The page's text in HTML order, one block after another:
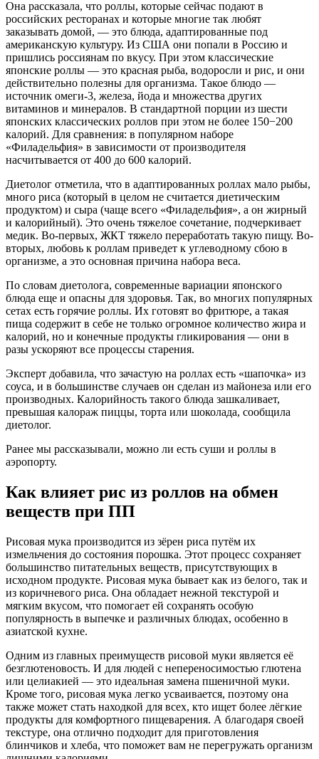
Она рассказала, что роллы, которые сейчас подают в
российских ресторанах и которые многие так любят
заказывать домой, — это блюда, адаптированные под
американскую культуру. Из США они попали в Россию и
пришлись россиянам по вкусу. При этом классические
японские роллы — это красная рыба, водоросли и рис, и они
действительно полезны для организма. Такое блюдо —
источник омеги-3, железа, йода и множества других
витаминов и минералов. В стандартной порции из шести
японских классических роллов при этом не более 150−200
калорий. Для сравнения: в популярном наборе
«Филадельфия» в зависимости от производителя
насчитывается от 400 до 600 калорий.
Диетолог отметила, что в адаптированных роллах мало рыбы,
много риса (который в целом не считается диетическим
продуктом) и сыра (чаще всего «Филадельфия», а он жирный
и калорийный). Это очень тяжелое сочетание, подчеркивает
медик. Во-первых, ЖКТ тяжело переработать такую пищу. Во-
вторых, любовь к роллам приведет к углеводному сбою в
организме, а это основная причина набора веса.
По словам диетолога, современные вариации японского
блюда еще и опасны для здоровья. Так, во многих популярных
сетах есть горячие роллы. Их готовят во фритюре, а такая
пища содержит в себе не только огромное количество жира и
калорий, но и конечные продукты гликирования — они в
разы ускоряют все процессы старения.
Эксперт добавила, что зачастую на роллах есть «шапочка» из
соуса, и в большинстве случаев он сделан из майонеза или его
производных. Калорийность такого блюда зашкаливает,
превышая калораж пиццы, торта или шоколада, сообщила
диетолог.
Ранее мы рассказывали, можно ли есть суши и роллы в
аэропорту.
Как влияет рис из роллов на обмен
веществ при ПП
Рисовая мука производится из зёрен риса путём их
измельчения до состояния порошка. Этот процесс сохраняет
большинство питательных веществ, присутствующих в
исходном продукте. Рисовая мука бывает как из белого, так и
из коричневого риса. Она обладает нежной текстурой и
мягким вкусом, что помогает ей сохранять особую
популярность в выпечке и различных блюдах, особенно в
азиатской кухне.
Одним из главных преимуществ рисовой муки является её
безглютеновость. И для людей с непереносимостью глютена
или целиакией — это идеальная замена пшеничной муки.
Кроме того, рисовая мука легко усваивается, поэтому она
также может стать находкой для всех, кто ищет более лёгкие
продукты для комфортного пищеварения. А благодаря своей
текстуре, она отлично подходит для приготовления
блинчиков и хлеба, что поможет вам не перегружать организм